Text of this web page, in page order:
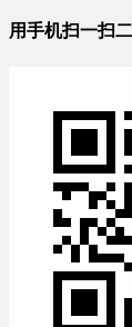
用手机扫一扫